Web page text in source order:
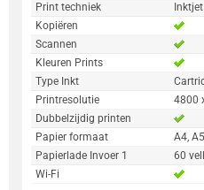
Print techniek
Inktjet
Kopiëren
Scannen
Kleuren Prints
Type Inkt
Printresolutie
4800
Dubbelzijdig printen
Papier formaat
A4,
Papierlade Invoer 1
60
Wi-Fi